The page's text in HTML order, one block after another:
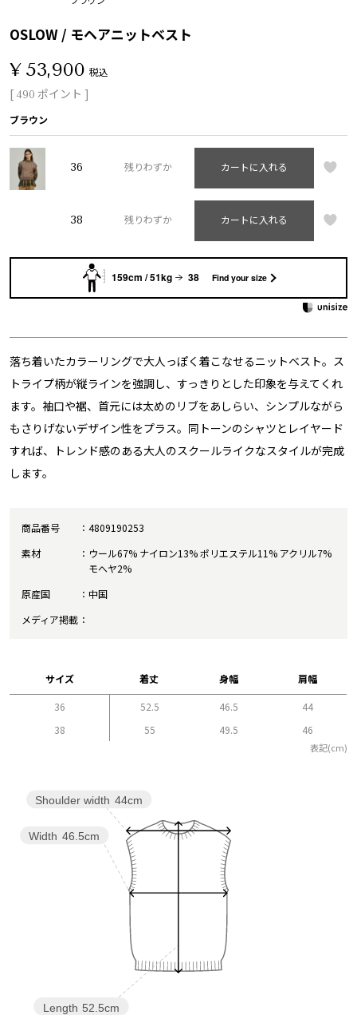
OSLOW / モヘアニットベスト
¥ 53,900 税込
[ 490 ポイント ]
ブラウン
36 残りわずか カートに入れる
38 残りわずか カートに入れる
159cm / 51kg 38 Find your size
落ち着いたカラーリングで大人っぽく着こなせるニットベスト。ス
トライプ柄が縦ラインを強調し、すっきりとした印象を与えてくれ
ます。袖口や裾、首元には太めのリブをあしらい、シンプルながら
もさりげないデザイン性をプラス。同トーンのシャツとレイヤード
すれば、トレンド感のある大人のスクールライクなスタイルが完成
します。
商品番号
4809190253
素材
ウール67% ナイロン13% ポリエステル11% アクリル7%
モへヤ2%
原産国
中国
メディア掲載
サイズ 着丈 身幅 肩幅
36 52.5 46.5
44
38
55 49.5 46
表記(cm)
Length 52.5cm
Width 46.5cm
Shoulder width 44cm